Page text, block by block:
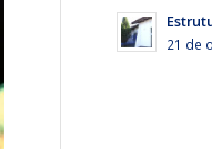
21 de